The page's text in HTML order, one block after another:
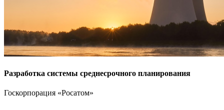
Разработка системы среднесрочного планирования
Госкорпорация «Росатом»